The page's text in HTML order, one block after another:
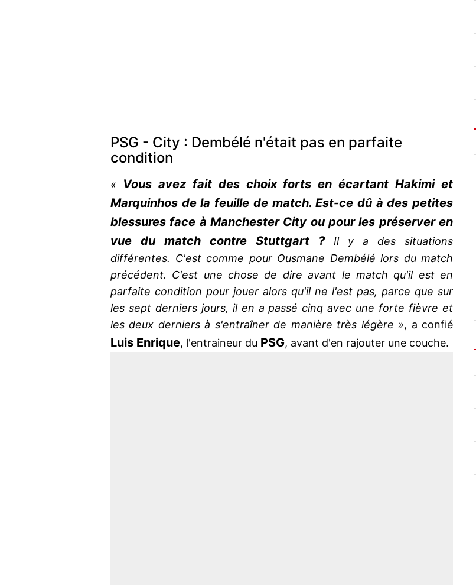
PSG - City : Dembélé n'était pas en parfaite
condition
« Vous avez fait des choix forts en écartant Hakimi et
Marquinhos de la feuille de match. Est-ce dû à des petites
blessures face à Manchester City ou pour les préserver en
vue du match contre Stuttgart ? Il y a des situations
différentes. C'est comme pour Ousmane Dembélé lors du match
précédent. C'est une chose de dire avant le match qu'il est en
parfaite condition pour jouer alors qu'il ne l'est pas, parce que sur
les sept derniers jours, il en a passé cinq avec une forte fièvre et
les deux derniers à s'entraîner de manière très légère », a confié
Luis Enrique, l'entraineur du PSG, avant d'en rajouter une couche.